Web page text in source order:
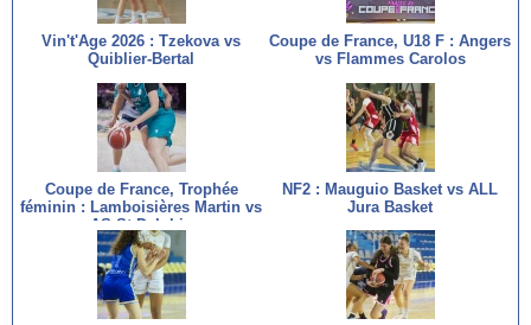
Vin't'Age 2026 : Tzekova vs
Quiblier-Bertal
Coupe de France, U18 F : Angers
vs Flammes Carolos
Coupe de France, Trophée
féminin : Lamboisières Martin vs
AS St Delphin
NF2 : Mauguio Basket vs ALL
Jura Basket